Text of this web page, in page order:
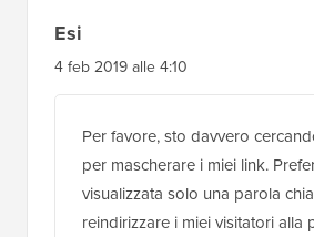
Esi
4 feb 2019 alle 4:10
Per favore, sto davvero
per mascherare i miei link.
visualizzata solo una parola
reindirizzare i miei visitatori alla